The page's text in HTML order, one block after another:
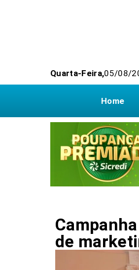
Quarta-Feira,05/08/
Home
de